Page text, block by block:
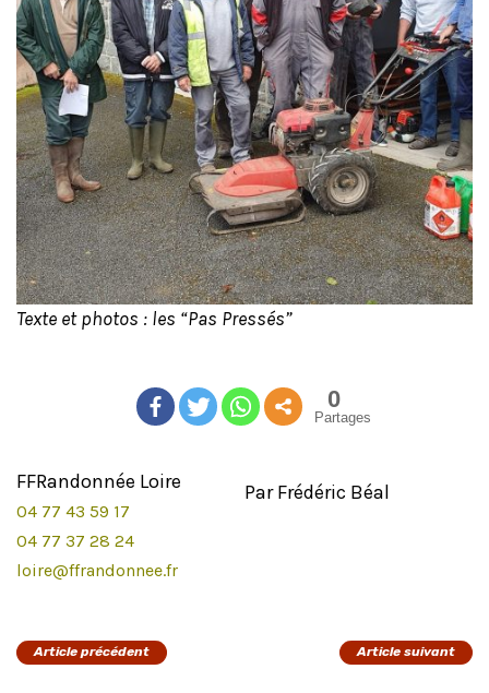
Texte et photos : les “Pas Pressés”
0
Partages
FFRandonnée Loire
04 77 43 59 17
04 77 37 28 24
loire@ffrandonnee.fr
Par Frédéric Béal
Article précédent Article suivant